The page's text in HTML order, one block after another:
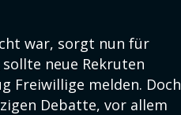
war, sorgt nun für
sollte neue Rekruten
Freiwillige melden. Doch
Debatte, vor allem